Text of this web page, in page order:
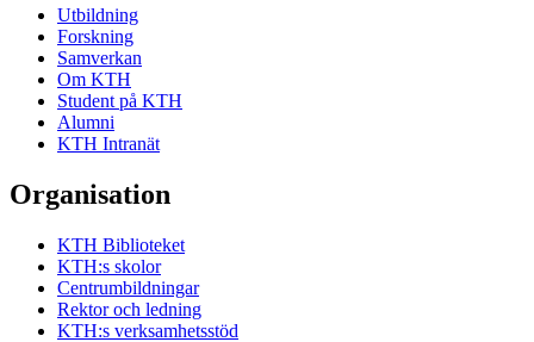
Utbildning
Forskning
Samverkan
Om KTH
Student på KTH
Alumni
KTH Intranät
Organisation
KTH Biblioteket
KTH:s skolor
Centrumbildningar
Rektor och ledning
KTH:s verksamhetsstöd